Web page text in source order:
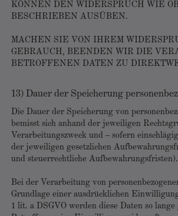
KÖNNEN DEN WIDERSPRUCH WIE
BESCHRIEBEN AUSÜBEN.
MACHEN SIE VON IHREM
GEBRAUCH, BEENDEN WIR DIE
BETROFFENEN DATEN ZU
13) Dauer der Speicherung
Die Dauer der Speicherung von
bemisst sich anhand der jeweiligen
Verarbeitungszweck und – sofern
der jeweiligen gesetzlichen
und steuerrechtliche Aufbewahrungsfristen).
Bei der Verarbeitung von
Grundlage einer ausdrücklichen
1 lit. a DSGVO werden diese Daten so